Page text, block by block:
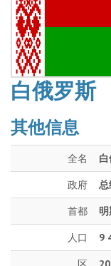
白俄罗斯
其他信息
全名
政府 总
首都
人口 9